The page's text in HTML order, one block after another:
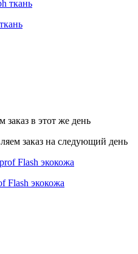
заказ в этот же день
заказ на следующий день
Flash экокожа